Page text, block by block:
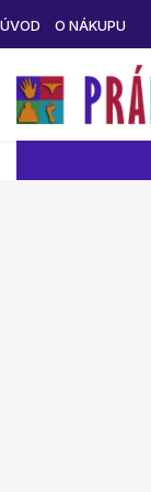
ÚVOD O NÁKUPU